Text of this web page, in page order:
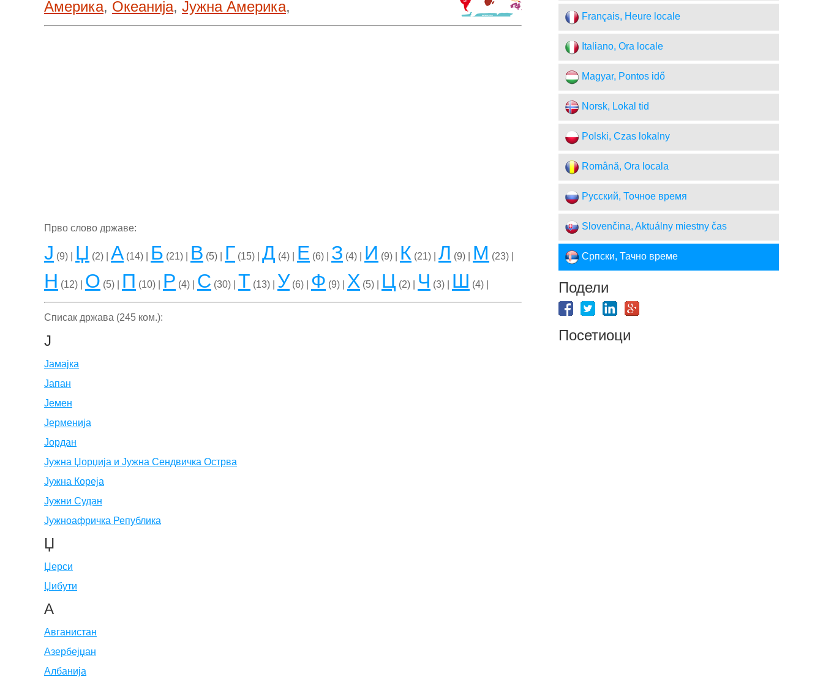
Америка, Океанија, Јужна Америка,
Прво слово државе:
Ј (9) | Џ (2) | А (14) | Б (21) | В (5) | Г (15) | Д (4) | Е (6) | З (4) | И (9) | К (21) | Л (9) | М (23) |
Н (12) | О (5) | П (10) | Р (4) | С (30) | Т (13) | У (6) | Ф (9) | Х (5) | Ц (2) | Ч (3) | Ш (4) |
Списак држава (245 ком.):
Ј
Јамајка
Јапан
Јемен
Јерменија
Јордан
Јужна Џорџија и Јужна Сендвичка Острва
Јужна Кореја
Јужни Судан
Јужноафричка Република
Џ
Џерси
Џибути
А
Авганистан
Азербејџан
Албанија
Français, Heure locale
Italiano, Ora locale
Magyar, Pontos idő
Norsk, Lokal tid
Polski, Czas lokalny
Română, Ora locala
Русский, Точное время
Slovenčina, Aktuálny miestny čas
Српски, Тачно време
Подели
Посетиоци